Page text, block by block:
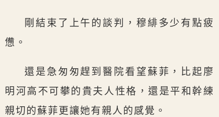
剛結束了上午的談判，穆緋多少有點疲
憊。
還是急匆匆趕到醫院看望蘇菲，比起廖
明河高不可攀的貴夫人性格，還是平和幹練
親切的蘇菲更讓她有親人的感覺。